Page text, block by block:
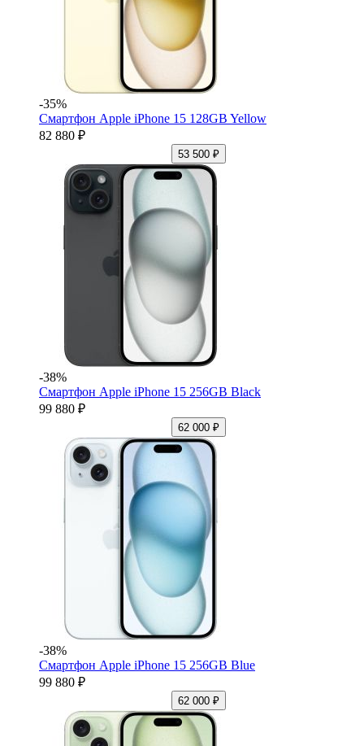
-35%
Смартфон Apple iPhone 15 128GB Yellow
82 880 ₽
53 500 ₽
-38%
Смартфон Apple iPhone 15 256GB Black
99 880 ₽
62 000 ₽
-38%
Смартфон Apple iPhone 15 256GB Blue
99 880 ₽
62 000 ₽